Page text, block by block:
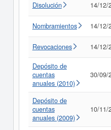
Disolución 14/12/
Nombramientos 14/12/
Revocaciones 14/12/
Depósito de
cuentas
anuales (2010)
30/09/
Depósito de
cuentas
anuales (2009)
10/11/